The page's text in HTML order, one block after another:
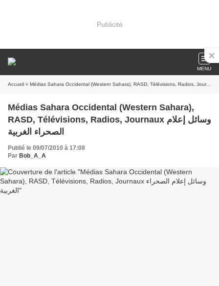
Publicité
MENU
Accueil
Médias Sahara Occidental (Western Sahara),
RASD, Télévisions, Radios, Journaux وسائل إعلام
الصحراء الغربية
Publié le 09/07/2010 à 17:08
Par Bob_A_A